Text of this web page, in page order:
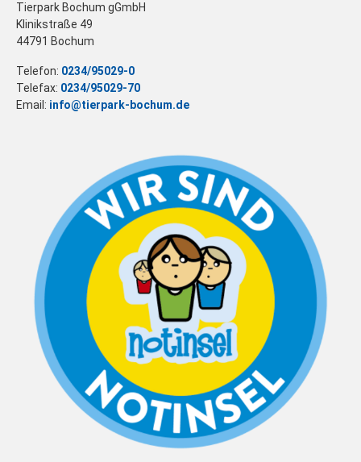
Tierpark Bochum gGmbH
Klinikstraße 49
44791 Bochum
Telefon: 0234/95029-0
Telefax: 0234/95029-70
Email: info@tierpark-bochum.de